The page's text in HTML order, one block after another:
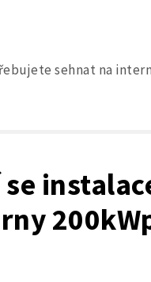
sehnat na